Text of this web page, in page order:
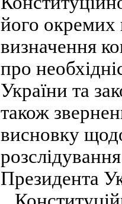
його окремих
визначення
про
України та
також
висновку
Президента